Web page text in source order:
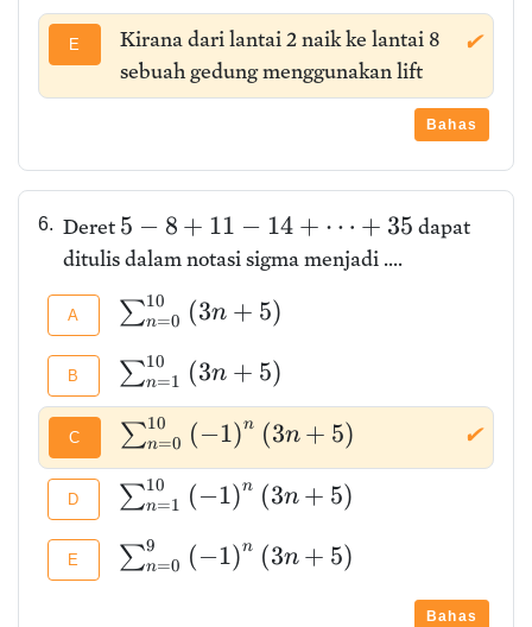
E ✔
Kirana dari lantai 2 naik ke lantai 8
sebuah gedung menggunakan lift
Bahas
6. Deret 5 − 8 + 11 − 14 + ⋯ + 35 dapat
ditulis dalam notasi sigma menjadi ....
A ∑n=0
10 (3n + 5)
B ∑n=1
10 (3n + 5)
C ✔
∑n=0
10 (−1)n (3n + 5)
D ∑n=1
10 (−1)n (3n + 5)
E ∑n=0
9 (−1)n (3n + 5)
Bahas